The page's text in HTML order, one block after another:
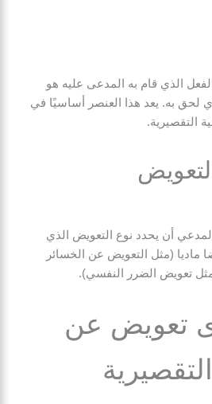
الذي قام به المدعى عليه هو
لحق به. يعد هذا العنصر أساسيًا في
التقصيرية.
أن يحدد نوع التعويض الذي
ماديا (مثل التعويض عن الخسائر
(مثل تعويض الضرر النفسي).
تعويض عن